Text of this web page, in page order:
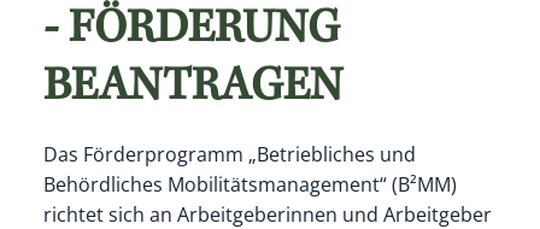
- FÖRDERUNG
BEANTRAGEN
Das Förderprogramm „Betriebliches und
Behördliches Mobilitätsmanagement“ (B²MM)
richtet sich an Arbeitgeberinnen und Arbeitgeber